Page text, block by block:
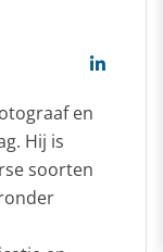
en
Hij is
soorten